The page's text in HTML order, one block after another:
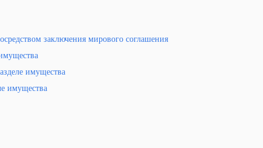
заключения мирового соглашения
имущества
имущества